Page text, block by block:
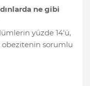
ne gibi
yüzde 14'ü,
obezitenin sorumlu